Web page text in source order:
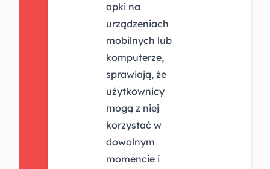
apki na
urządzeniach
mobilnych lub
komputerze,
sprawiają, że
użytkownicy
mogą z niej
korzystać w
dowolnym
momencie i